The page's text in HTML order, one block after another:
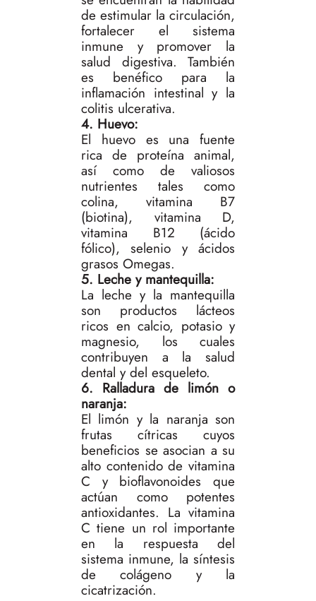
de estimular la circulación,
fortalecer el sistema
inmune y promover la
salud digestiva. También
es benéfico para la
inflamación intestinal y la
colitis ulcerativa.
4. Huevo:
El huevo es una fuente
rica de proteína animal,
así como de valiosos
nutrientes tales como
colina, vitamina B7
(biotina), vitamina D,
vitamina B12 (ácido
fólico), selenio y ácidos
grasos Omegas.
5. Leche y mantequilla:
La leche y la mantequilla
son productos lácteos
ricos en calcio, potasio y
magnesio, los cuales
contribuyen a la salud
dental y del esqueleto.
6. Ralladura de limón o
naranja:
El limón y la naranja son
frutas cítricas cuyos
beneficios se asocian a su
alto contenido de vitamina
C y bioflavonoides que
actúan como potentes
antioxidantes. La vitamina
C tiene un rol importante
en la respuesta del
sistema inmune, la síntesis
de colágeno y la
cicatrización.